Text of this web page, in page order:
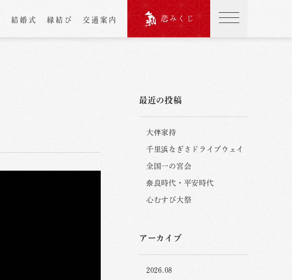
結婚式 縁結び 交通案内 恋みくじ
最近の投稿
大伴家持
千里浜なぎさドライブウェイ
全国一の宮会
奈良時代・平安時代
心むすび大祭
アーカイブ
2026.08